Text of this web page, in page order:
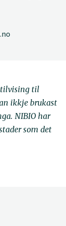
tilvising til
ikkje brukast
NIBIO har
som det